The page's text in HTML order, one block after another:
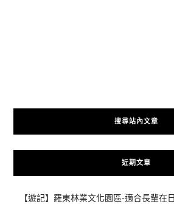
搜尋站內文章
近期文章
【遊記】羅東林業文化園區-適合長輩在